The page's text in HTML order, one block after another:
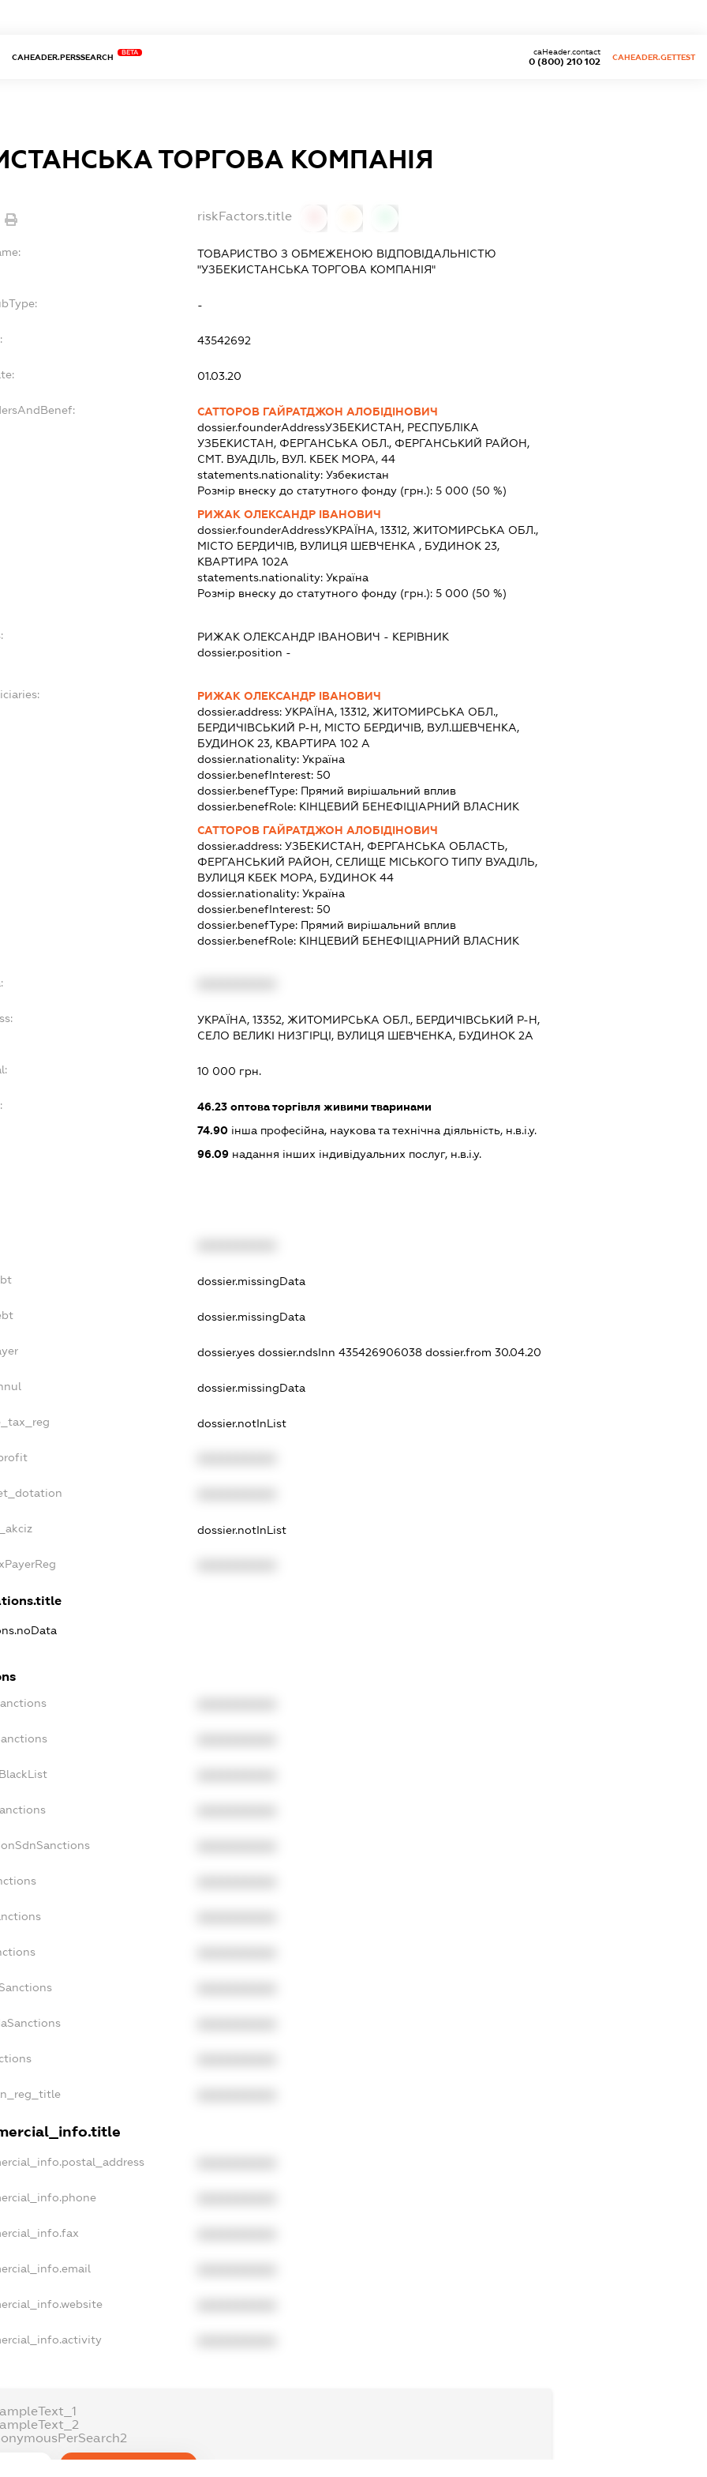
CAHEADER.PERSSEARCH
BETA
0 (800) 210 102
caHeader.contact
CAHEADER.GETTEST
ТОРГОВА КОМПАНІЯ
riskFactors.title
ТОВАРИСТВО З ОБМЕЖЕНОЮ ВІДПОВІДАЛЬНІСТЮ
"УЗБЕКИСТАНСЬКА ТОРГОВА КОМПАНІЯ"
-
43542692
01.03.20
САТТОРОВ ГАЙРАТДЖОН АЛОБІДІНОВИЧ
dossier.founderAddressУЗБЕКИСТАН, РЕСПУБЛІКА
УЗБЕКИСТАН, ФЕРГАНСЬКА ОБЛ., ФЕРГАНСЬКИЙ РАЙОН,
СМТ. ВУАДІЛЬ, ВУЛ. КБЕК МОРА, 44
statements.nationality:Узбекистан
Розмір внеску до статутного фонду (грн.):5 000 (50 %)
РИЖАК ОЛЕКСАНДР ІВАНОВИЧ
dossier.founderAddressУКРАЇНА, 13312, ЖИТОМИРСЬКА ОБЛ.,
МІСТО БЕРДИЧІВ, ВУЛИЦЯ ШЕВЧЕНКА , БУДИНОК 23,
КВАРТИРА 102А
statements.nationality:Україна
Розмір внеску до статутного фонду (грн.):5 000 (50 %)
РИЖАК ОЛЕКСАНДР ІВАНОВИЧ - КЕРІВНИК
dossier.position -
РИЖАК ОЛЕКСАНДР ІВАНОВИЧ
dossier.address:УКРАЇНА, 13312, ЖИТОМИРСЬКА ОБЛ.,
БЕРДИЧІВСЬКИЙ Р-Н, МІСТО БЕРДИЧІВ, ВУЛ.ШЕВЧЕНКА,
БУДИНОК 23, КВАРТИРА 102 А
dossier.nationality:Україна
dossier.benefInterest:50
dossier.benefType: Прямий вирішальний вплив
dossier.benefRole: КІНЦЕВИЙ БЕНЕФІЦІАРНИЙ ВЛАСНИК
САТТОРОВ ГАЙРАТДЖОН АЛОБІДІНОВИЧ
dossier.address:УЗБЕКИСТАН, ФЕРГАНСЬКА ОБЛАСТЬ,
ФЕРГАНСЬКИЙ РАЙОН, СЕЛИЩЕ МІСЬКОГО ТИПУ ВУАДІЛЬ,
ВУЛИЦЯ КБЕК МОРА, БУДИНОК 44
dossier.nationality:Україна
dossier.benefInterest:50
dossier.benefType: Прямий вирішальний вплив
dossier.benefRole: КІНЦЕВИЙ БЕНЕФІЦІАРНИЙ ВЛАСНИК
УКРАЇНА, 13352, ЖИТОМИРСЬКА ОБЛ., БЕРДИЧІВСЬКИЙ Р-Н,
СЕЛО ВЕЛИКІ НИЗГІРЦІ, ВУЛИЦЯ ШЕВЧЕНКА, БУДИНОК 2А
10 000 грн.
46.23 оптова торгівля живими тваринами
74.90 інша професійна, наукова та технічна діяльність, н.в.і.у.
96.09 надання інших індивідуальних послуг, н.в.і.у.
dossier.missingData
dossier.missingData
dossier.yesdossier.ndsInn 435426906038dossier.from 30.04.20
dossier.missingData
dossier.notInList
dossier.notInList